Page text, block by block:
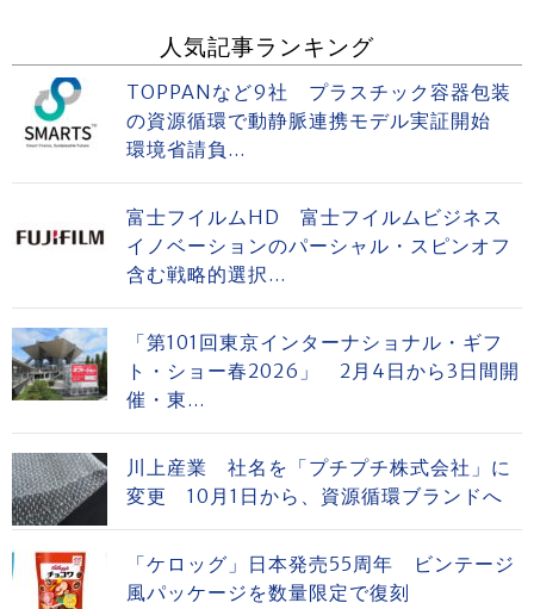
人気記事ランキング
TOPPANなど9社 プラスチック容器包装
の資源循環で動静脈連携モデル実証開始
環境省請負...
富士フイルムHD 富士フイルムビジネス
イノベーションのパーシャル・スピンオフ
含む戦略的選択...
「第101回東京インターナショナル・ギフ
ト・ショー春2026」 2月4日から3日間開
催・東...
川上産業 社名を「プチプチ株式会社」に
変更 10月1日から、資源循環ブランドへ
「ケロッグ」日本発売55周年 ビンテージ
風パッケージを数量限定で復刻